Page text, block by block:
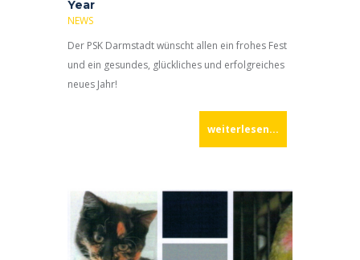
Year
NEWS
Der PSK Darmstadt wünscht allen ein frohes Fest
und ein gesundes, glückliches und erfolgreiches
neues Jahr!
weiterlesen...